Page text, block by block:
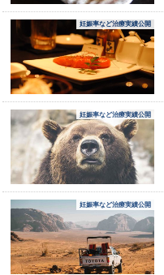
妊娠率など治療実績公開
妊娠率など治療実績公開
妊娠率など治療実績公開